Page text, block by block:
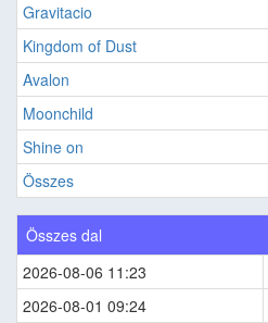
Gravitacio
Kingdom of Dust
Avalon
Moonchild
Shine on
Összes
Összes dal
2026-08-06 11:23
2026-08-01 09:24